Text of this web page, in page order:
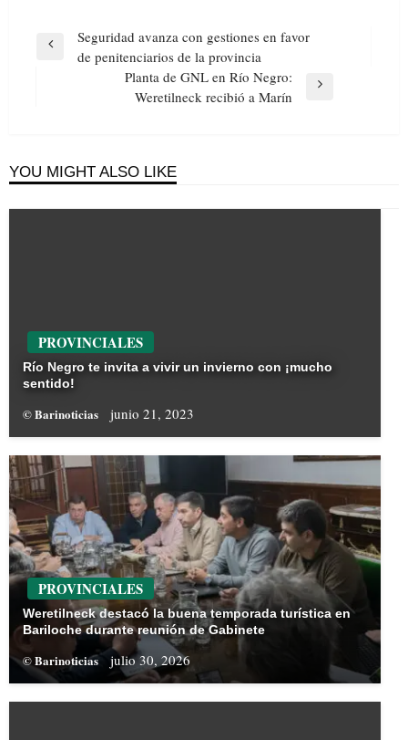
Navegación
Previous
Seguridad avanza con gestiones en favor
de penitenciarios de la provincia
Planta de GNL en Río Negro:
Weretilneck recibió a Marín
YOU MIGHT ALSO LIKE
PROVINCIALES
Río Negro te invita a vivir un invierno con ¡mucho
sentido!
© Barinoticias junio 21, 2023
PROVINCIALES
Weretilneck destacó la buena temporada turística en
Bariloche durante reunión de Gabinete
© Barinoticias julio 30, 2026